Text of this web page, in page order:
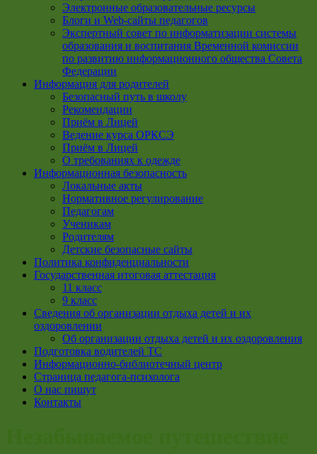
Электронные образовательные ресурсы
Блоги и Web-сайты педагогов
Экспертный совет по информатизации системы
образования и воспитания Временной комиссии
по развитию информационного общества Совета
Федерации
Информация для родителей
Безопасный путь в школу
Рекомендации
Приём в Лицей
Ведение курса ОРКСЭ
Приём в Лицей
О требованиях к одежде
Информационная безопасность
Локальные акты
Нормативное регулирование
Педагогам
Ученикам
Родителям
Детские безопасные сайты
Политика конфиденциальности
Государственная итоговая аттестация
11 класс
9 класс
Сведения об организации отдыха детей и их
оздоровлении
Об организации отдыха детей и их оздоровления
Подготовка водителей ТС
Информационно-библиотечный центр
Страница педагога-психолога
О нас пишут
Контакты